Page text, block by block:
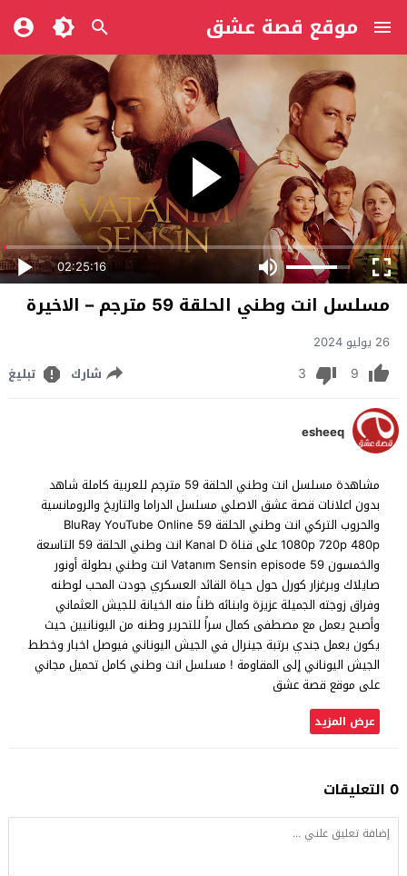
موقع قصة عشق
02:25:16
مسلسل انت وطني الحلقة 59 مترجم – الاخيرة
26 يوليو 2024
9
3 شارك تبليغ
esheeq
مشاهدة مسلسل انت وطني الحلقة 59 مترجم للعربية كاملة شاهد
بدون اعلانات قصة عشق الاصلي مسلسل الدراما والتاريخ والرومانسية
والحروب التركي انت وطني الحلقة 59 BluRay YouTube Online
1080p 720p 480p على قناة Kanal D انت وطني الحلقة 59 التاسعة
والخمسون Vatanım Sensin episode 59 انت وطني بطولة أونور
صايلاك وبرغزار كورل حول حياة القائد العسكري جودت المحب لوطنه
وفراق زوجته الجميلة عزيزة وابنائه ظناً منه الخيانة للجيش العثماني
وأصبح يعمل مع مصطفى كمال سراً للتحرير وطنه من اليونانيين حيث
يكون يعمل جندي برتبة جينرال في الجيش اليوناني فيوصل اخبار وخطط
الجيش اليوناني إلى المقاومة ! مسلسل انت وطني كامل تحميل مجاني
على موقع قصة عشق
عرض المزيد
0 التعليقات